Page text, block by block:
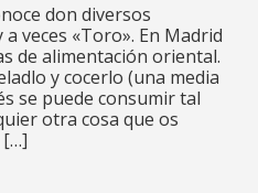
don diversos
veces «Toro». En Madrid
de alimentación oriental.
y cocerlo (una media
se puede consumir tal
otra cosa que os
[…]